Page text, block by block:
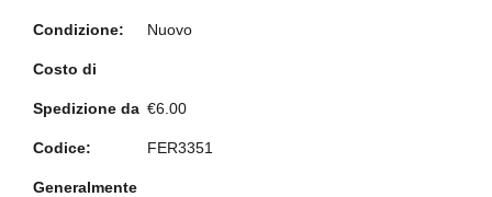
Condizione: Nuovo
Costo di
Spedizione da €6.00
Codice: FER3351
Generalmente